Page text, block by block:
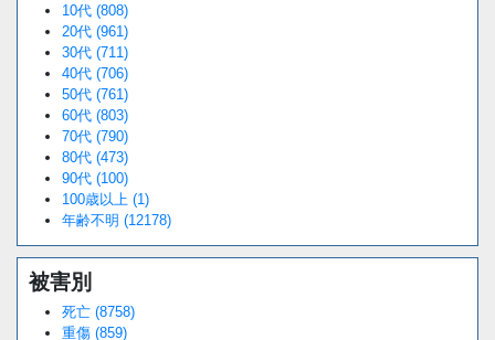
10代 (808)
20代 (961)
30代 (711)
40代 (706)
50代 (761)
60代 (803)
70代 (790)
80代 (473)
90代 (100)
100歳以上 (1)
年齢不明 (12178)
被害別
死亡 (8758)
重傷 (859)